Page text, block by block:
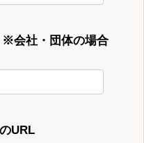
※会社・団体の場合
URL